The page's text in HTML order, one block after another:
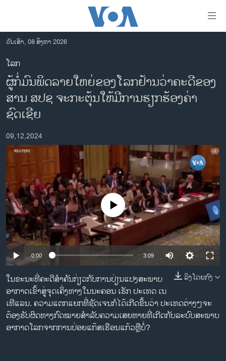
ເຂົ້າ
ຫາ
ຂ້າມ
ຂ້າມ
ຂ້າມ
ໄປ
ຫາ
ຊອກ
ຄົ້ນ
ລາວ
ອາເມຣິກາ
ການເລືອກຕັ້ງ ປະທານາທີບໍດີ ສະຫະລັດ 2024
ໂລກ
ເອເຊຍ
ອິດສະຫຼະພາບດ້ານການຂ່າວ
ຊີວິດຊາວລາວ
ຊຸມຊົນຊາວລາວ
ວິທະຍາສາດ-ເທັກໂນໂລຈີ
ທຸລະກິດ
ພາສາອັງກິດ
ວີດີໂອ
ສຽງ
ລາຍການກະຈາຍສຽງ
ວັນເສົາ, 08 ສິງຫາ 2026
ໂລກ
ຜູ້ກໍ່ມົນພິດລາຍໃຫຍ່ຂອງໂລກຢ້ານວ່າຄະດີຂອງ
ສານ ສປຊ ຈະກະຕຸ້ນໃຫ້ມີການຮຽກຮ້ອງຄ່າ
ຊົດເຊີຍ
09,12,2024
No media source currently available
0:00 3:09
ລິງໂດຍກົງ
ໃນຂະນະທີ່ຄະດີສໍາຄັນກ່ຽວກັບການປ່ຽນແປງສະພາບ
ອາກາດເຂົ້າສູ່ຈຸດເຄິ່ງທາງໃນນະຄອນ ເຮັກ ປະເທດ ເນ
ເທີແລນ. ຄວາມແຕກແຍກທີ່ຊັດເຈນກໍໄດ້ເກີດຂຶ້ນວ່າ ປະເທດຕ່າງໆຈະ
ຕ້ອງຮັບຜິດທາງກົດໝາຍສໍາລັບຄວາມເສຍຫາຍທີ່ເກີດກັບລະບົບສະພາບ
ອາກາດໂລກຈາກການປ່ອຍແກ໊ສເຮືອນແກ້ວຫຼືບໍ່?